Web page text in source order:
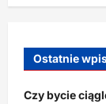
Ostatnie
Czy bycie